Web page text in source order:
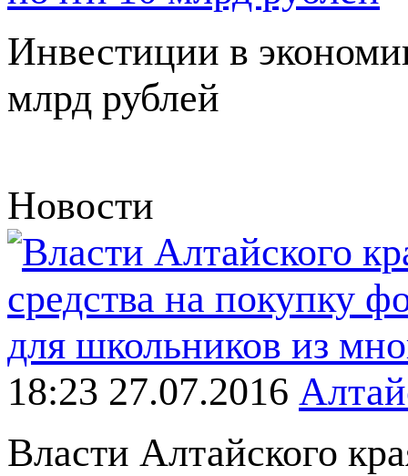
Инвестиции в
млрд рублей
Новости
18:23 27.07.2016
Власти Алтайского